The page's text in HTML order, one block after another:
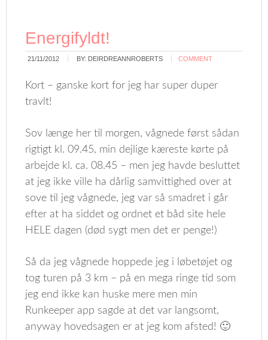
Energifyldt!
21/11/2012 BY: DEIRDREANNROBERTS COMMENT
Kort – ganske kort for jeg har super duper
travlt!
Sov længe her til morgen, vågnede først sådan
rigtigt kl. 09.45, min dejlige kæreste kørte på
arbejde kl. ca. 08.45 – men jeg havde besluttet
at jeg ikke ville ha dårlig samvittighed over at
sove til jeg vågnede, jeg var så smadret i går
efter at ha siddet og ordnet et båd site hele
HELE dagen (død sygt men det er penge!)
Så da jeg vågnede hoppede jeg i løbetøjet og
tog turen på 3 km – på en mega ringe tid som
jeg end ikke kan huske mere men min
Runkeeper app sagde at det var langsomt,
anyway hovedsagen er at jeg kom afsted! 🙂